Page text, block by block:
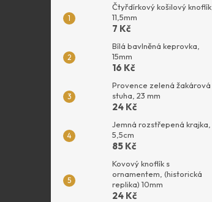
Čtyřdírkový košilový knoflík,
11,5mm
7 Kč
Bílá bavlněná keprovka,
15mm
16 Kč
Provence zelená žakárová
stuha, 23 mm
24 Kč
Jemná rozstřepená krajka,
5,5cm
85 Kč
Kovový knoflík s
ornamentem, (historická
replika) 10mm
24 Kč